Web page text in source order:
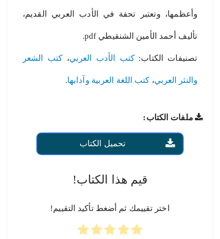
وأعظمها، وتعتبر تحفة في الأدب العربي القديم،
تأليف أحمد الأمين الشنقيطي pdf.
تصنيفات الكتاب:كتب الأدب العربي، كتب الشعر
والنثر العربي، كتب اللغة العربية وآدابها.
ملفات الكتاب:
تحميل الكتاب
قيم هذا الكتاب!
اختر تقييمك ثم أضغط تأكيد التقييم!